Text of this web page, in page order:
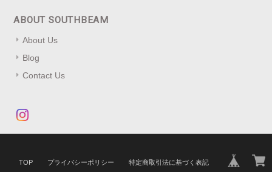
ABOUT SOUTHBEAM
About Us
Blog
Contact Us
TOP プライバシーポリシー 特定商取引法に基づく表記